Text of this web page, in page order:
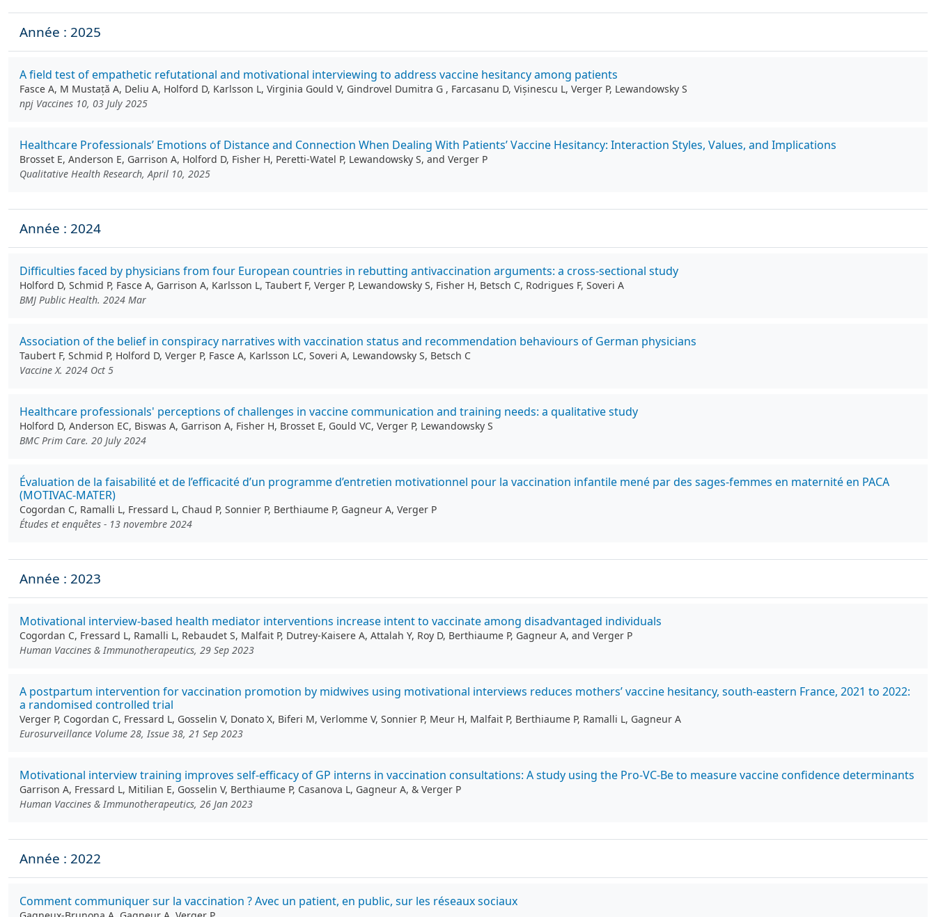
Année : 2025
A field test of empathetic refutational and motivational interviewing to address vaccine hesitancy among patients
Fasce A, M Mustață A, Deliu A, Holford D, Karlsson L, Virginia Gould V, Gindrovel Dumitra G , Farcasanu D, Vișinescu L, Verger P, Lewandowsky S
npj Vaccines 10, 03 July 2025
Healthcare Professionals’ Emotions of Distance and Connection When Dealing With Patients’ Vaccine Hesitancy: Interaction Styles, Values, and Implications
Brosset E, Anderson E, Garrison A, Holford D, Fisher H, Peretti-Watel P, Lewandowsky S, and Verger P
Qualitative Health Research, April 10, 2025
Année : 2024
Difficulties faced by physicians from four European countries in rebutting antivaccination arguments: a cross-sectional study
Holford D, Schmid P, Fasce A, Garrison A, Karlsson L, Taubert F, Verger P, Lewandowsky S, Fisher H, Betsch C, Rodrigues F, Soveri A
BMJ Public Health. 2024 Mar
Association of the belief in conspiracy narratives with vaccination status and recommendation behaviours of German physicians
Taubert F, Schmid P, Holford D, Verger P, Fasce A, Karlsson LC, Soveri A, Lewandowsky S, Betsch C
Vaccine X. 2024 Oct 5
Healthcare professionals' perceptions of challenges in vaccine communication and training needs: a qualitative study
Holford D, Anderson EC, Biswas A, Garrison A, Fisher H, Brosset E, Gould VC, Verger P, Lewandowsky S
BMC Prim Care. 20 July 2024
Évaluation de la faisabilité et de l’efficacité d’un programme d’entretien motivationnel pour la vaccination infantile mené par des sages-femmes en maternité en PACA
(MOTIVAC-MATER)
Cogordan C, Ramalli L, Fressard L, Chaud P, Sonnier P, Berthiaume P, Gagneur A, Verger P
Études et enquêtes - 13 novembre 2024
Année : 2023
Motivational interview-based health mediator interventions increase intent to vaccinate among disadvantaged individuals
Cogordan C, Fressard L, Ramalli L, Rebaudet S, Malfait P, Dutrey-Kaisere A, Attalah Y, Roy D, Berthiaume P, Gagneur A, and Verger P
Human Vaccines & Immunotherapeutics, 29 Sep 2023
A postpartum intervention for vaccination promotion by midwives using motivational interviews reduces mothers’ vaccine hesitancy, south-eastern France, 2021 to 2022:
a randomised controlled trial
Verger P, Cogordan C, Fressard L, Gosselin V, Donato X, Biferi M, Verlomme V, Sonnier P, Meur H, Malfait P, Berthiaume P, Ramalli L, Gagneur A
Eurosurveillance Volume 28, Issue 38, 21 Sep 2023
Motivational interview training improves self-efficacy of GP interns in vaccination consultations: A study using the Pro-VC-Be to measure vaccine confidence determinants
Garrison A, Fressard L, Mitilian E, Gosselin V, Berthiaume P, Casanova L, Gagneur A, & Verger P
Human Vaccines & Immunotherapeutics, 26 Jan 2023
Année : 2022
Comment communiquer sur la vaccination ? Avec un patient, en public, sur les réseaux sociaux